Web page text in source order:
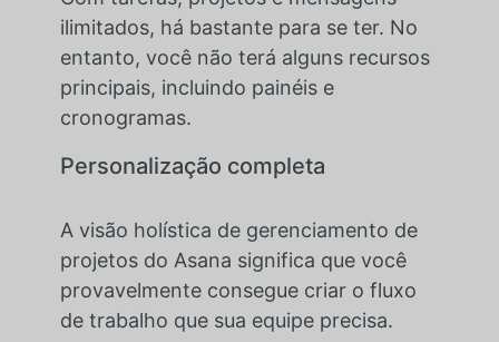
ilimitados, há bastante para se ter. No
entanto, você não terá alguns recursos
principais, incluindo painéis e
cronogramas.
Personalização completa
A visão holística de gerenciamento de
projetos do Asana significa que você
provavelmente consegue criar o fluxo
de trabalho que sua equipe precisa.